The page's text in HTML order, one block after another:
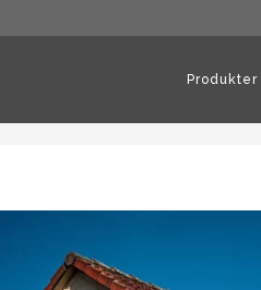
Produkter